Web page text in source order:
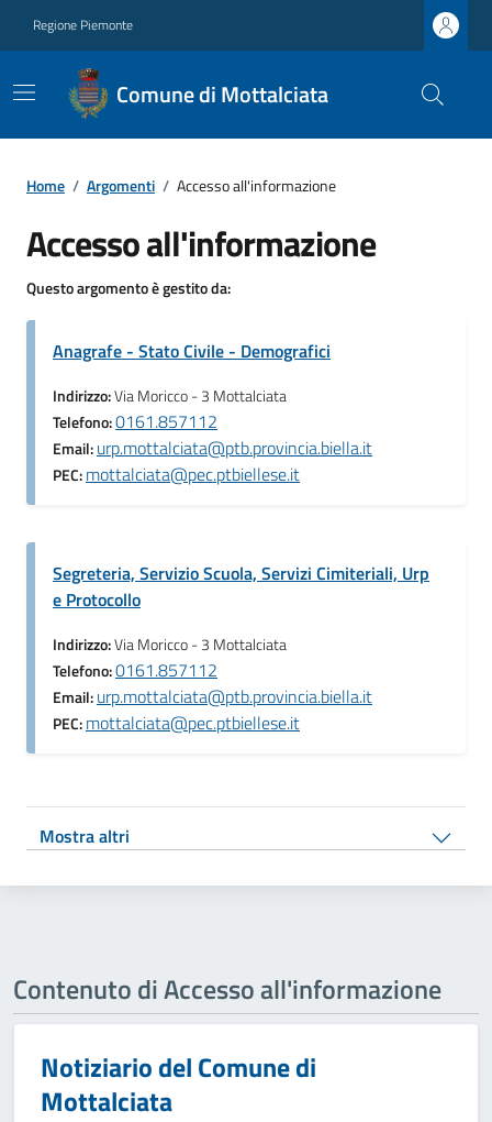
Regione Piemonte
Comune di Mottalciata
Home / Argomenti / Accesso all'informazione
Accesso all'informazione
Questo argomento è gestito da:
Anagrafe - Stato Civile - Demografici
Indirizzo:Via Moricco - 3 Mottalciata
Telefono:0161.857112
Email:urp.mottalciata@ptb.provincia.biella.it
PEC:mottalciata@pec.ptbiellese.it
Segreteria, Servizio Scuola, Servizi Cimiteriali, Urp
e Protocollo
Indirizzo:Via Moricco - 3 Mottalciata
Telefono:0161.857112
Email:urp.mottalciata@ptb.provincia.biella.it
PEC:mottalciata@pec.ptbiellese.it
Mostra altri
Contenuto di Accesso all'informazione
Notiziario del Comune di
Mottalciata